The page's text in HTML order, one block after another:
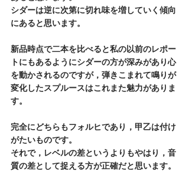
シダーは逆に次第に切れ味を増していく傾向
にあると思います。
新品時点で二本を比べると私の以前のレポー
トにもあるようにシダーの方が深みがあり心
を動かされるのですが，弾きこまれて鳴りが
変化したスプルースはこれまた魅力がありま
す。
完全にどちらもフォルヒであり，甲乙は付け
がたいものです。
それで，レベルの差というよりもやはり，音
質の差として捉える方が正確だと思います。